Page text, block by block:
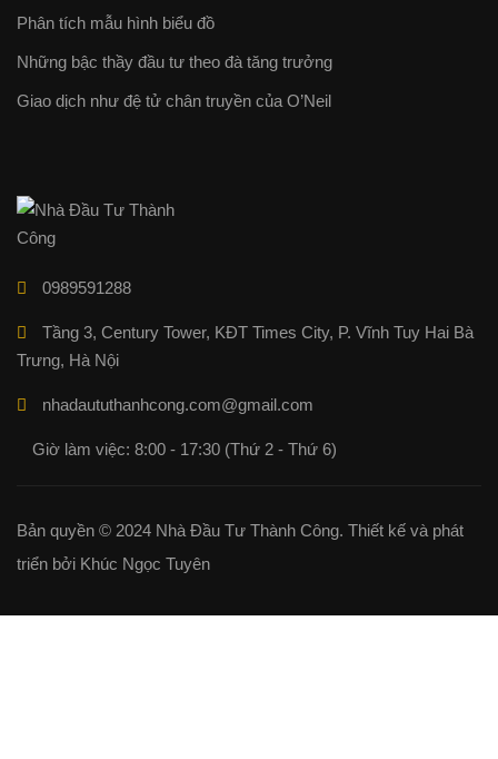
Phân tích mẫu hình biểu đồ
Những bậc thầy đầu tư theo đà tăng trưởng
Giao dịch như đệ tử chân truyền của O’Neil
0989591288
Tầng 3, Century Tower, KĐT Times City, P. Vĩnh Tuy Hai Bà
Trưng, Hà Nội
nhadaututhanhcong.com@gmail.com
Giờ làm việc: 8:00 - 17:30 (Thứ 2 - Thứ 6)
Bản quyền © 2024 Nhà Đầu Tư Thành Công. Thiết kế và phát
triển bởi Khúc Ngọc Tuyên